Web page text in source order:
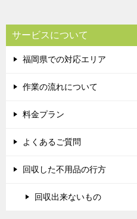
サービスについて
福岡県での対応エリア
作業の流れについて
料金プラン
よくあるご質問
回収した不用品の行方
回収出来ないもの